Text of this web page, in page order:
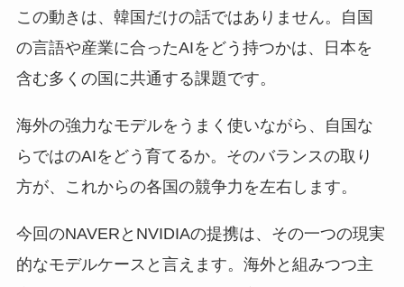
この動きは、韓国だけの話ではありません。自国
の言語や産業に合ったAIをどう持つかは、日本を
含む多くの国に共通する課題です。
海外の強力なモデルをうまく使いながら、自国な
らではのAIをどう育てるか。そのバランスの取り
方が、これからの各国の競争力を左右します。
今回のNAVERとNVIDIAの提携は、その一つの現実
的なモデルケースと言えます。海外と組みつつ主